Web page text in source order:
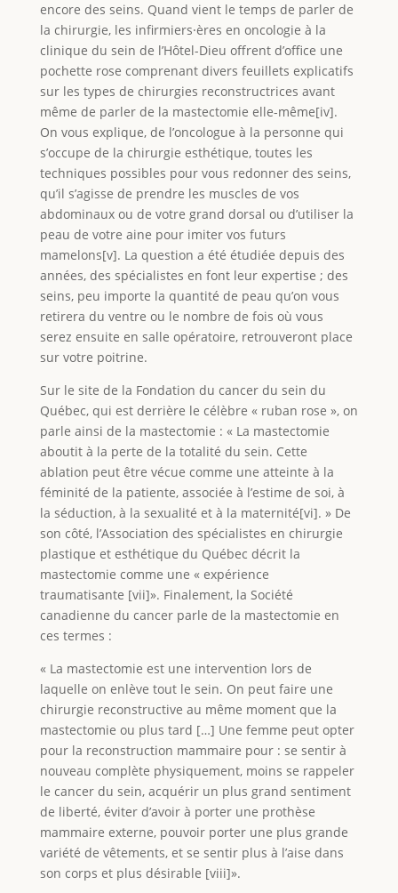
encore des seins. Quand vient le temps de parler de
la chirurgie, les infirmiers⸱ères en oncologie à la
clinique du sein de l’Hôtel-Dieu offrent d’office une
pochette rose comprenant divers feuillets explicatifs
sur les types de chirurgies reconstructrices avant
même de parler de la mastectomie elle-même[iv].
On vous explique, de l’oncologue à la personne qui
s’occupe de la chirurgie esthétique, toutes les
techniques possibles pour vous redonner des seins,
qu’il s’agisse de prendre les muscles de vos
abdominaux ou de votre grand dorsal ou d’utiliser la
peau de votre aine pour imiter vos futurs
mamelons[v]. La question a été étudiée depuis des
années, des spécialistes en font leur expertise ; des
seins, peu importe la quantité de peau qu’on vous
retirera du ventre ou le nombre de fois où vous
serez ensuite en salle opératoire, retrouveront place
sur votre poitrine.
Sur le site de la Fondation du cancer du sein du
Québec, qui est derrière le célèbre « ruban rose », on
parle ainsi de la mastectomie : « La mastectomie
aboutit à la perte de la totalité du sein. Cette
ablation peut être vécue comme une atteinte à la
féminité de la patiente, associée à l’estime de soi, à
la séduction, à la sexualité et à la maternité[vi]. » De
son côté, l’Association des spécialistes en chirurgie
plastique et esthétique du Québec décrit la
mastectomie comme une « expérience
traumatisante [vii]». Finalement, la Société
canadienne du cancer parle de la mastectomie en
ces termes :
« La mastectomie est une intervention lors de
laquelle on enlève tout le sein. On peut faire une
chirurgie reconstructive au même moment que la
mastectomie ou plus tard […] Une femme peut opter
pour la reconstruction mammaire pour : se sentir à
nouveau complète physiquement, moins se rappeler
le cancer du sein, acquérir un plus grand sentiment
de liberté, éviter d’avoir à porter une prothèse
mammaire externe, pouvoir porter une plus grande
variété de vêtements, et se sentir plus à l’aise dans
son corps et plus désirable [viii]».